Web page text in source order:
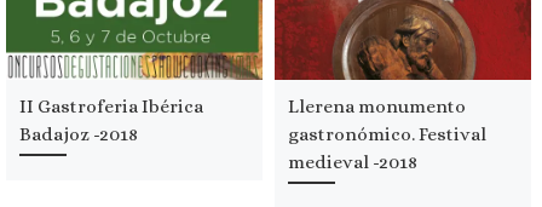
II Gastroferia Ibérica
Badajoz -2018
Llerena monumento
gastronómico. Festival
medieval -2018